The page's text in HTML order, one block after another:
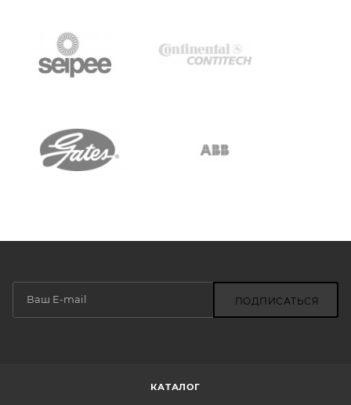
ПОДПИСАТЬСЯ
КАТАЛОГ